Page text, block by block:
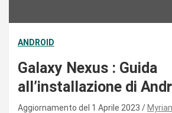
ANDROID
Galaxy Nexus : Guida
all’installazione di
Aggiornamento del 1 Aprile 2023